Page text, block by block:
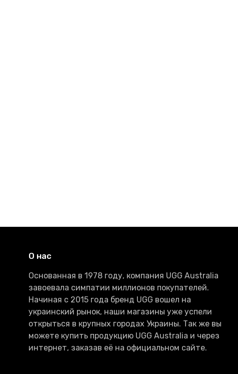
О нас
Основанная в 1978 году, компания UGG Australia
завоевала симпатии миллионов покупателей.
Начиная с 2015 года бренд UGG вошел на
украинский рынок, наши магазины уже успели
открыться в крупных городах Украины. Так же вы
можете купить продукцию UGG Australia и через
интернет, заказав её на официальном сайте.